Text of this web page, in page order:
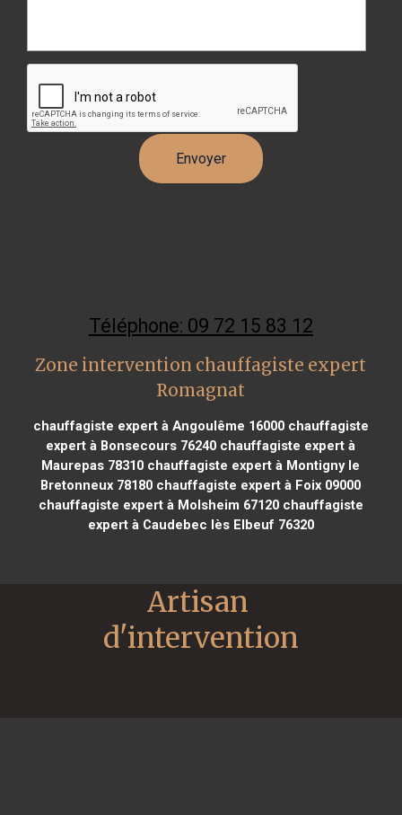
Téléphone: 09 72 15 83 12
Zone intervention chauffagiste expert
Romagnat
chauffagiste expert à Angoulême 16000chauffagiste
expert à Bonsecours 76240 chauffagiste expert à
Maurepas 78310 chauffagiste expert à Montigny le
Bretonneux 78180 chauffagiste expert à Foix 09000
chauffagiste expert à Molsheim 67120chauffagiste
expert à Caudebec lès Elbeuf 76320
Artisan
d'intervention